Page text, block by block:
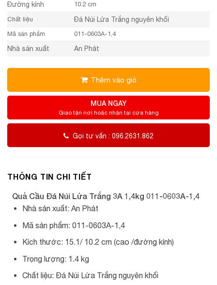
Đường kính
10.2 cm
Chất liệu Đá Núi Lửa Trắng nguyên khối
Mã sản phẩm 011-0603A-1,4
Nhà sản xuất An Phát
Thêm vào giỏ
MUA NGAY
Giao tận nơi hoặc nhận tại cửa hàng
Gọi tư vấn : 096.2631.862
THÔNG TIN CHI TIẾT
Quả Cầu Đá Núi Lửa Trắng 3A 1,4kg 011-0603A-1,4
Nhà sản xuất: An Phát
Mã sản phẩm: 011-0603A-1,4
Kích thước: 15.1/ 10.2 cm (cao /đường kính)
Trọng lượng: 1.4 kg
Chất liệu: Đá Núi Lửa Trắng nguyên khối